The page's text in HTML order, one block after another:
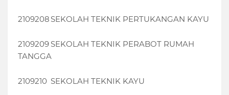
2109208 SEKOLAH TEKNIK PERTUKANGAN KAYU
2109209 SEKOLAH TEKNIK PERABOT RUMAH
TANGGA
2109210 SEKOLAH TEKNIK KAYU